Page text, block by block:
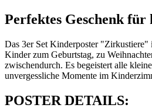
Perfektes Geschenk
Das 3er Set Kinderposter "Zirkustiere"
Kinder zum Geburtstag, zu
zwischendurch. Es begeistert alle
unvergessliche Momente im
POSTER DETAILS: